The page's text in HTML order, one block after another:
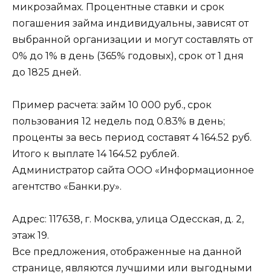
микрозаймах. Процентные ставки и срок
погашения займа индивидуальны, зависят от
выбранной организации и могут составлять от
0% до 1% в день (365% годовых), срок от 1 дня
до 1825 дней.
Пример расчета: займ 10 000 руб., срок
пользования 12 недель под 0.83% в день;
проценты за весь период составят 4 164.52 руб.
Итого к выплате 14 164.52 рублей.
Администратор сайта ООО «Информационное
агентство «Банки.ру».
Адрес: 117638, г. Москва, улица Одесская, д. 2,
этаж 19.
Все предложения, отображенные на данной
странице, являются лучшими или выгодными